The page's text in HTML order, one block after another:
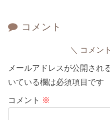
コメント
コメン
メールアドレスが公開され
いている欄は必須項目です
コメント ※